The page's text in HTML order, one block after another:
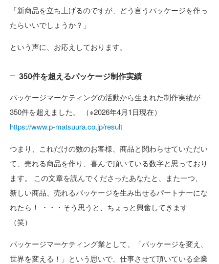
「新商品を立ち上げるのですが、どう言うパッケージを作っ
たらいいでしょうか？」
という声に、お応えしております。
350件を超えるパッケージ制作実績
パッケージマーケティングの活動から生まれた制作実績が
350件を超えました。 （※2026年4月1日現在）
https://www.p-matsuura.co.jp/result
つまり、これだけの数のお客様、商品と関わらせていただい
て、売れる商品を作り、喜んで頂いている数字と思っており
ます。 この文章を読んでくださったあなたと、また一つ、
新しい商品、売れるパッケージを生み出せるパートナーにな
れたら！ ・・・そう思うと、ちょっと興奮してきます
（笑）
パッケージマーケティング業として、「パッケージを変え、
世界を変える！」という思いで、仕事させて頂いている企業